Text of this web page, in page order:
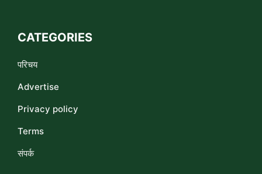
CATEGORIES
परिचय
Advertise
Privacy policy
Terms
संपर्क